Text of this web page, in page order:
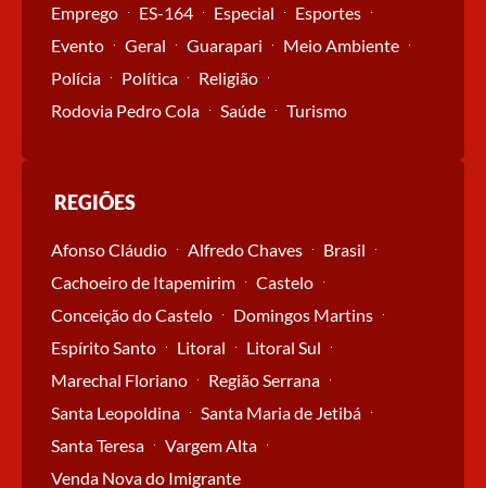
Emprego
ES-164 Especial
Esportes
Evento
Geral Guarapari
Meio Ambiente
Polícia
Política
Religião
Rodovia Pedro Cola
Saúde Turismo
REGIÕES
Afonso Cláudio Alfredo Chaves
Brasil
Cachoeiro de Itapemirim
Castelo
Conceição do Castelo
Domingos Martins
Espírito Santo
Litoral
Litoral Sul
Marechal Floriano
Região Serrana
Santa Leopoldina
Santa Maria de Jetibá
Santa Teresa
Vargem Alta
Venda Nova do Imigrante